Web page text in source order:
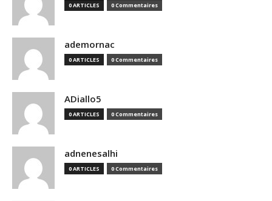
0 ARTICLES 0 Commentaires
ademornac
0 ARTICLES 0 Commentaires
ADiallo5
0 ARTICLES 0 Commentaires
adnenesalhi
0 ARTICLES 0 Commentaires